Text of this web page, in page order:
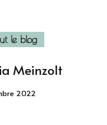
le blog
Meinzolt
2022